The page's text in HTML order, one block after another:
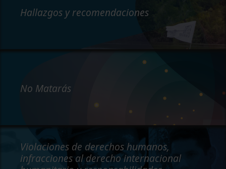
Hallazgos y recomendaciones
No Matarás
Violaciones de derechos humanos,
infracciones al derecho internacional